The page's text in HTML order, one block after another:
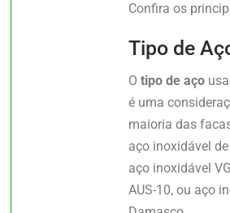
Confira os
Tipo de
Otipo de aço
é uma
maioria das
aço inoxidável
aço inoxidável
AUS-10, ou aço